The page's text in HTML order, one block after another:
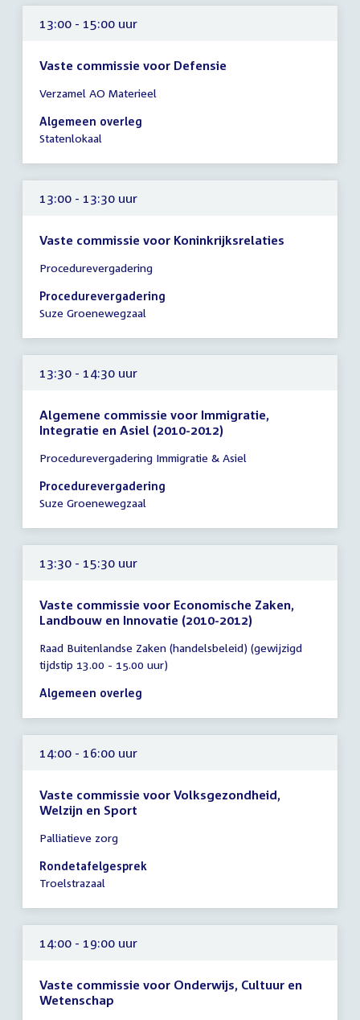
13:00 - 15:00 uur
Vaste commissie voor Defensie
vergadering
13:00
-
uur
Verzamel AO Materieel
Algemeen overleg
Statenlokaal
13:00 - 13:30 uur
Vaste commissie voor Koninkrijksrelaties
vergadering
13:00
-
uur
Procedurevergadering
Procedurevergadering
Suze Groenewegzaal
13:30 - 14:30 uur
Algemene commissie voor Immigratie,
Integratie en Asiel (2010-2012)
vergadering
13:30
-
uur
Procedurevergadering Immigratie & Asiel
Procedurevergadering
Suze Groenewegzaal
13:30 - 15:30 uur
Vaste commissie voor Economische Zaken,
Landbouw en Innovatie (2010-2012)
vergadering
13:30
-
uur
Raad Buitenlandse Zaken (handelsbeleid) (gewijzigd
tijdstip 13.00 - 15.00 uur)
Algemeen overleg
14:00 - 16:00 uur
Vaste commissie voor Volksgezondheid,
Welzijn en Sport
vergadering
14:00
-
uur
Palliatieve zorg
Rondetafelgesprek
Troelstrazaal
14:00 - 19:00 uur
Vaste commissie voor Onderwijs, Cultuur en
Wetenschap